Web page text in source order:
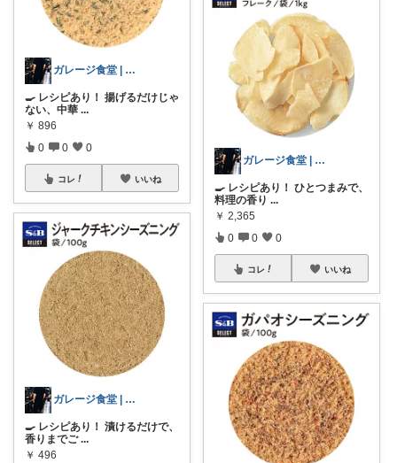
ガレージ食堂 | 開業準備中
🍳 レシピあり！ 揚げるだけじゃ
ない、中華 ...
￥ 896
0 0 0
コレ いいね
ガレージ食堂 | 開業準備中
🍳 レシピあり！ 漬けるだけで、
香りまでご ...
￥ 496
ガレージ食堂 | 開業準備中
🍳 レシピあり！ ひとつまみで、
料理の香り ...
￥ 2,365
0 0 0
コレ いいね